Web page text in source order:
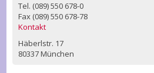
Tel. (089) 550 678-0
Fax (089) 550 678-78
Kontakt
Häberlstr. 17
80337 München